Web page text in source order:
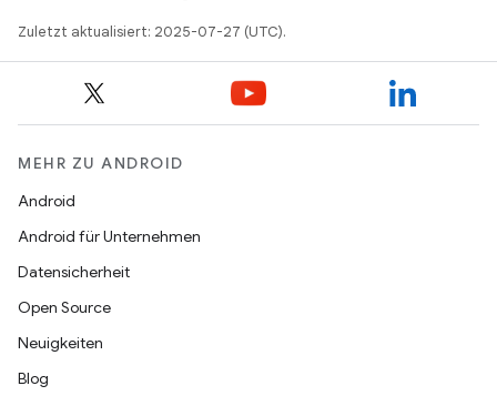
Zuletzt aktualisiert: 2025-07-27 (UTC).
MEHR ZU ANDROID
Android
Android für Unternehmen
Datensicherheit
Open Source
Neuigkeiten
Blog